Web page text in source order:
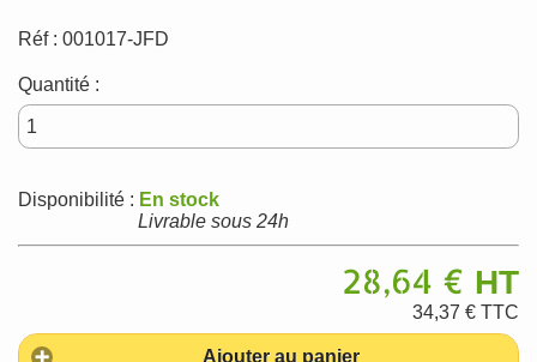
Réf : 001017-JFD
Quantité :
Disponibilité : En stock
Livrable sous 24h
28,64 € HT
34,37 € TTC
Ajouter au panier